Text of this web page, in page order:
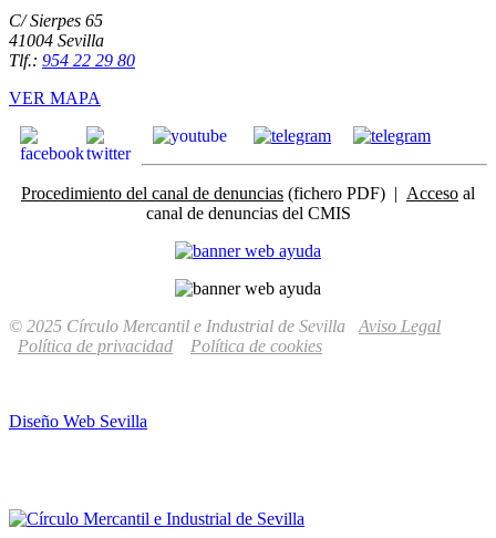
C/ Sierpes 65
41004 Sevilla
Tlf.: 954 22 29 80
VER MAPA
Procedimiento del canal de denuncias (fichero PDF) | Acceso al
canal de denuncias del CMIS
© 2025 Círculo Mercantil e Industrial de Sevilla Aviso Legal
Política de privacidad
Política de cookies
Diseño Web Sevilla